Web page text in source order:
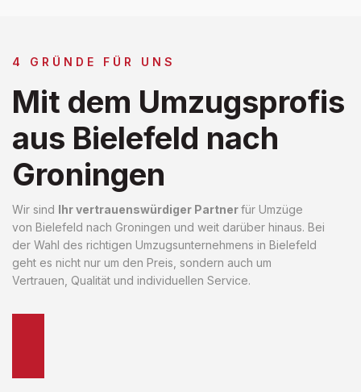
4 GRÜNDE FÜR UNS
Mit dem Umzugsprofis
aus Bielefeld nach
Groningen
Wir sind Ihr vertrauenswürdiger Partnerfür Umzüge
von Bielefeld nach Groningen und weit darüber hinaus. Bei
der Wahl des richtigen Umzugsunternehmens in Bielefeld
geht es nicht nur um den Preis, sondern auch um
Vertrauen, Qualität und individuellen Service.